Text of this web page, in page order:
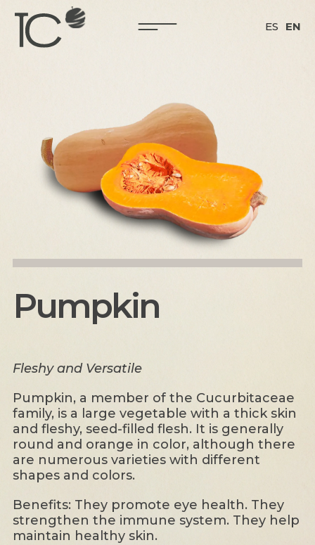
ES EN
Pumpkin
Fleshy and Versatile
Pumpkin, a member of the Cucurbitaceae
family, is a large vegetable with a thick skin
and fleshy, seed-filled flesh. It is generally
round and orange in color, although there
are numerous varieties with different
shapes and colors.
Benefits: They promote eye health. They
strengthen the immune system. They help
maintain healthy skin.